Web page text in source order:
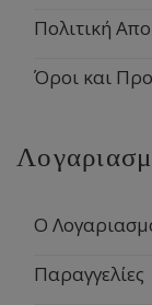
Πολιτική
Όροι και
Ο
Παραγγελίες